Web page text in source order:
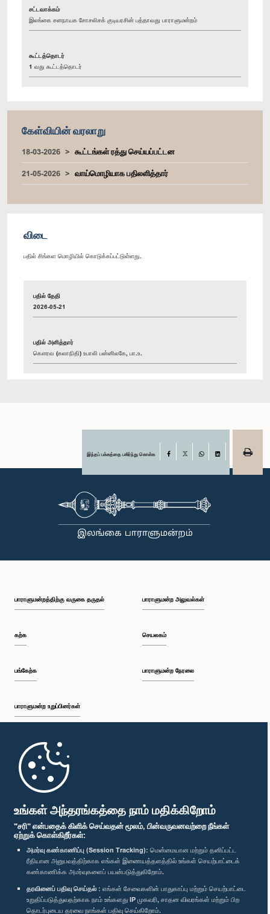
உங்கள் அந்தரங்கத்தை நாம் மதிக்கிறோம்
"சரி" என்பதைக் கிளிக் செய்வதன் மூலம், பின்வருவனவற்றை நீங்கள்
ஏற்றுக் கொள்கிறீர்கள்:
அமர்வு கண்காணிப்பு (Session Tracking): மென்மையான மற்றும் தனிப்பட்ட
ரீதியான அனுபவத்திற்காக எங்கள் இணையத்தளத்தில் உங்கள் செயற்பாட்டைக்
கண்காணிக்க அமர்வுகளைப் பயன்படுத்துகிறோம்.
தரவினைப் பதிவு செய்தல் : எங்கள் சேவைகளின் பாதுகாப்பு மற்றும் செயற்பாட்டை
உறுதிப்படுத்துவதற்காக நாம் உங்களது IP முகவரி, சாதன விவரங்கள் மற்றும் பிற
தொடர்புடைய தரவை நாங்கள் பதிவு செய்கிறோம்.
சட்டவாக்கம்
இலங்கை சனநாயக சோசலிசக் குடியரசின் பத்தாவது பாராளுமன்றம்
கூட்டத்தொடர்
1 வது கூட்டத்தொடர்
கேள்வியின் வரலாறு
18-03-2026
கூட்டங்கள் ரத்து செய்யப்பட்டன
21-05-2026
வாய்மொழியாக பதிலளித்தார்
விடை
பதில் சிங்கள மொழியில் கொடுக்கப்பட்டுள்ளது.
பதில் தேதி
2026-05-21
பதில் அளித்தார்
கௌரவ (கலாநிதி) உபாலி பன்னிலகே, பா.உ.
இந்தப் பக்கத்தை பகிர்ந்து கொள்க Facebook
பாராளுமன்றத்திற்கு வருகை தருதல்
கற்க
பங்கேற்க
பாராளுமன்ற உறுப்பினர்கள்
முதற்பக்கம்
பாராளுமன்ற அலுவல்கள்
செயலகம்
பாராளுமன்ற நேரலை
பாராளுமன்ற கையடக்க செயலி
எம்மை பின்தொடர்க :
விருதுகள்